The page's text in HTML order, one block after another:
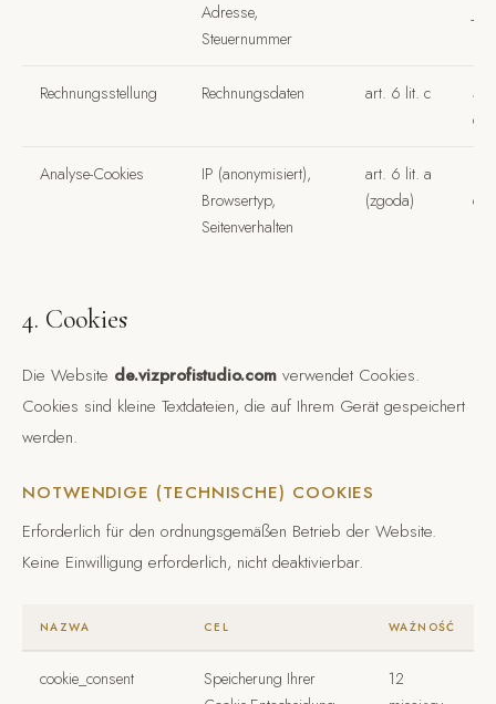
Adresse,
Steuernummer
Rechnungsstellung Rechnungsdaten art. 6 lit. c
5
Analyse-Cookies
IP (anonymisiert),
Browsertyp,
Seitenverhalten
art. 6 lit. a
(zgoda)
4. Cookies
Die Website de.vizprofistudio.com verwendet Cookies.
Cookies sind kleine Textdateien, die auf Ihrem Gerät gespeichert
werden.
NOTWENDIGE (TECHNISCHE) COOKIES
Erforderlich für den ordnungsgemäßen Betrieb der Website.
Keine Einwilligung erforderlich, nicht deaktivierbar.
NAZWA CEL WAŻNOŚĆ
cookie_consent
Speicherung Ihrer
12